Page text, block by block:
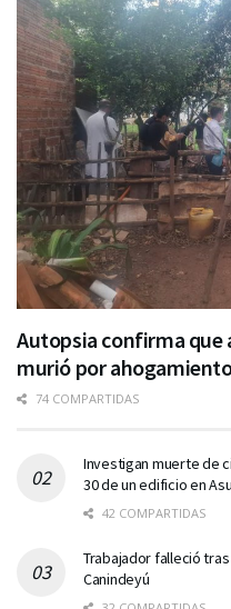
Autopsia confirma que
murió por
74 COMPARTIDAS
Investigan muerte de
30 de un edificio en
42 COMPARTIDAS
Trabajador falleció
Canindeyú